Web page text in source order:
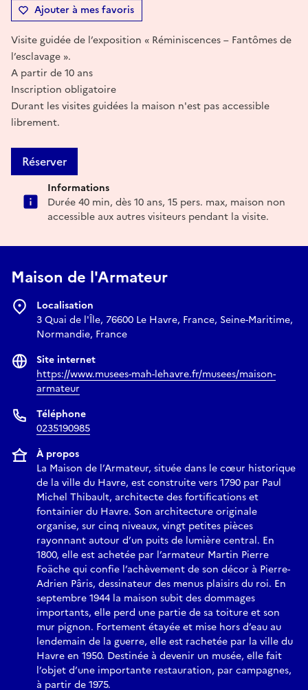
Ajouter à mes favoris
Visite guidée de l’exposition « Réminiscences – Fantômes de
l’esclavage ».
A partir de 10 ans
Inscription obligatoire
Durant les visites guidées la maison n'est pas accessible
librement.
Réserver
Informations
Durée 40 min, dès 10 ans, 15 pers. max, maison non
accessible aux autres visiteurs pendant la visite.
Maison de l'Armateur
Localisation
3 Quai de l'Île, 76600 Le Havre, France, Seine-Maritime,
Normandie, France
Site internet
https://www.musees-mah-lehavre.fr/musees/maison-
armateur
Téléphone
0235190985
À propos
La Maison de l’Armateur, située dans le cœur historique
de la ville du Havre, est construite vers 1790 par Paul
Michel Thibault, architecte des fortifications et
fontainier du Havre. Son architecture originale
organise, sur cinq niveaux, vingt petites pièces
rayonnant autour d’un puits de lumière central. En
1800, elle est achetée par l’armateur Martin Pierre
Foäche qui confie l’achèvement de son décor à Pierre-
Adrien Pâris, dessinateur des menus plaisirs du roi. En
septembre 1944 la maison subit des dommages
importants, elle perd une partie de sa toiture et son
mur pignon. Fortement étayée et mise hors d’eau au
lendemain de la guerre, elle est rachetée par la ville du
Havre en 1950. Destinée à devenir un musée, elle fait
l’objet d’une importante restauration, par campagnes,
à partir de 1975.